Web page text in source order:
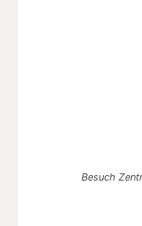
Besuch